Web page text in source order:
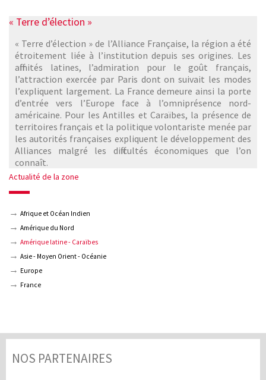
Actualité de la zone
Afrique et Océan Indien
Amérique du Nord
Amérique latine - Caraïbes
Asie - Moyen Orient - Océanie
Europe
France
« Terre d’élection »
« Terre d’élection » de l’Alliance Française, la région a été
étroitement liée à l’institution depuis ses origines. Les
affinités latines, l’admiration pour le goût français,
l’attraction exercée par Paris dont on suivait les modes
l’expliquent largement. La France demeure ainsi la porte
d’entrée vers l’Europe face à l’omniprésence nord-
américaine. Pour les Antilles et Caraïbes, la présence de
territoires français et la politique volontariste menée par
les autorités françaises expliquent le développement des
Alliances malgré les difficultés économiques que l’on
connaît.
NOS PARTENAIRES